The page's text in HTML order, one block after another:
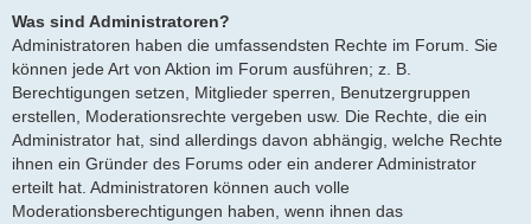
Was sind Administratoren?
Administratoren haben die umfassendsten Rechte im Forum. Sie
können jede Art von Aktion im Forum ausführen; z. B.
Berechtigungen setzen, Mitglieder sperren, Benutzergruppen
erstellen, Moderationsrechte vergeben usw. Die Rechte, die ein
Administrator hat, sind allerdings davon abhängig, welche Rechte
ihnen ein Gründer des Forums oder ein anderer Administrator
erteilt hat. Administratoren können auch volle
Moderationsberechtigungen haben, wenn ihnen das